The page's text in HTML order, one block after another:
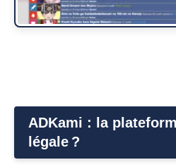
ADKami : la
légale ?